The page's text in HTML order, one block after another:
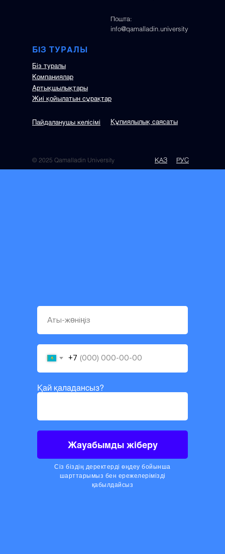
БІЗ ТУРАЛЫ
Біз туралы
Компаниялар
Артықшылықтары
Жиі қойылатын сұрақтар
© 2025 Qamalladin University
Құпиялылық саясаты
Пайдаланушы келісімі
РУС
ҚАЗ
Пошта:
info@qamalladin.university
+7
Қай қаладансыз?
Жауабымды жіберу
Сіз біздің деректерді өңдеу бойынша
шарттарымыз бен ережелерімізді
қабылдайсыз